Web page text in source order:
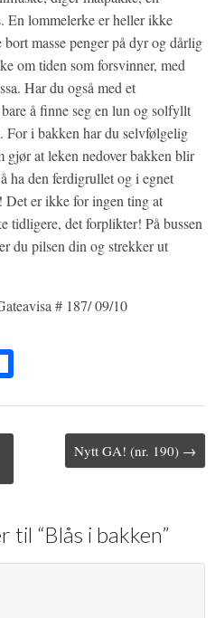
En lommelerke er heller ikke
masse penger på dyr og dårlig
om tiden som forsvinner, med
Har du også med et
å finne seg en lun og solfyllt
For i bakken har du selvfølgelig
gjør at leken nedover bakken blir
ha den ferdigrullet og i egnet
Det er ikke for ingen ting at
tidligere, det forplikter! På bussen
du pilsen din og strekker ut
# 187/ 09/10
S
Nytt GA! (nr. 190) →
til “Blås i bakken”